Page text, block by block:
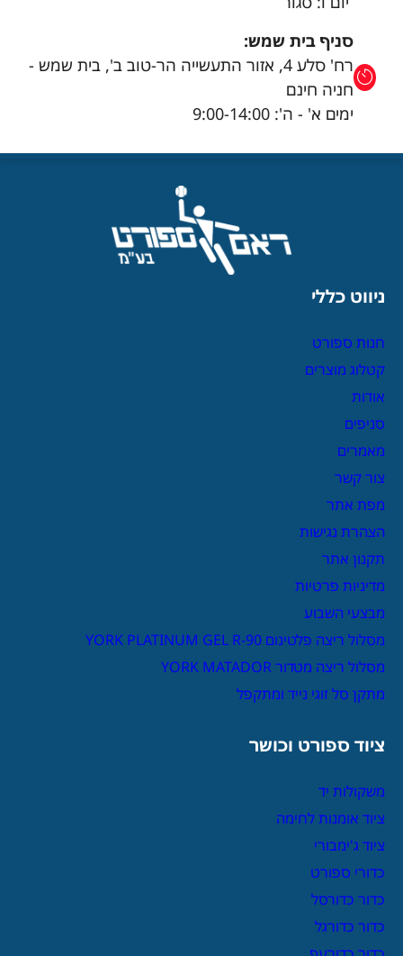
סניף בית שמש:
רח' סלע 4, אזור התעשייה הר-טוב ב', בית שמש -
חניה חינם
ימים א' - ה': 9:00-14:00
ניווט כללי
חנות ספורט
קטלוג מוצרים
אודות
סניפים
מאמרים
צור קשר
מפת אתר
הצהרת נגישות
תקנון אתר
מדיניות פרטיות
מבצעי השבוע
מסלול ריצה פלטינום YORK PLATINUM GEL R-90
מסלול ריצה מטדור YORK MATADOR
מתקן סל זוגי נייד ומתקפל
ציוד ספורט וכושר
משקולות יד
ציוד אומנות לחימה
ציוד ג'ימבורי
כדורי ספורט
כדור כדורסל
כדור כדורגל